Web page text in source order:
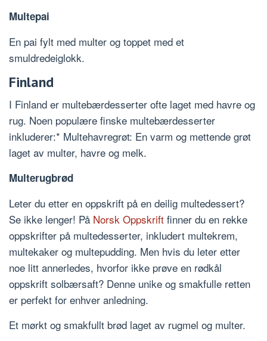
Multepai
En pai fylt med multer og toppet med et
smuldredeiglokk.
Finland
I Finland er multebærdesserter ofte laget med havre og
rug. Noen populære finske multebærdesserter
inkluderer:* Multehavregrøt: En varm og mettende grøt
laget av multer, havre og melk.
Multerugbrød
Leter du etter en oppskrift på en deilig multedessert?
Se ikke lenger! På Norsk Oppskrift finner du en rekke
oppskrifter på multedesserter, inkludert multekrem,
multekaker og multepudding. Men hvis du leter etter
noe litt annerledes, hvorfor ikke prøve en rødkål
oppskrift solbærsaft? Denne unike og smakfulle retten
er perfekt for enhver anledning.
Et mørkt og smakfullt brød laget av rugmel og multer.